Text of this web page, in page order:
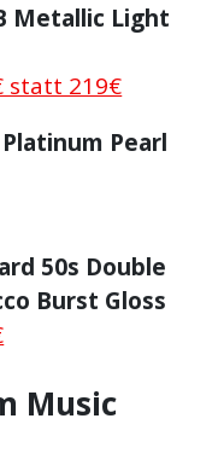
Metallic Light
statt 219€
Platinum Pearl
50s Double
Burst Gloss
Music